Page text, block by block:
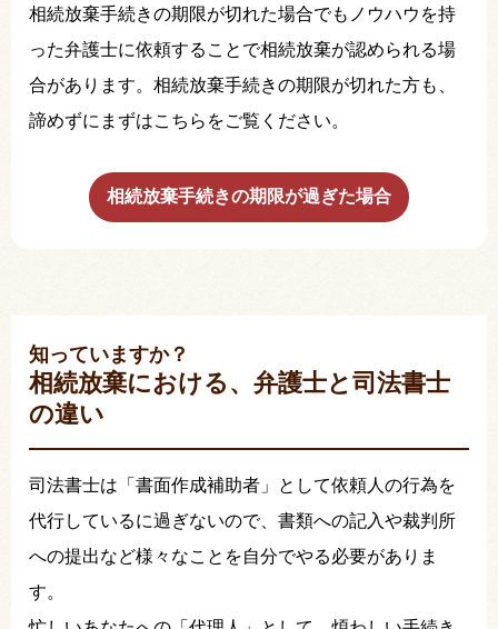
相続放棄手続きの期限が切れた場合でもノウハウを持
った弁護士に依頼することで相続放棄が認められる場
合があります。相続放棄手続きの期限が切れた方も、
諦めずにまずはこちらをご覧ください。
相続放棄手続きの期限が過ぎた場合
知っていますか？
相続放棄における、弁護士と司法書士
の違い
司法書士は「書面作成補助者」として依頼人の行為を
代行しているに過ぎないので、書類への記入や裁判所
への提出など様々なことを自分でやる必要がありま
す。